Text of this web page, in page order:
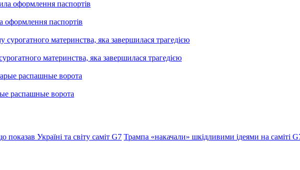
оформлення паспортів
материнства, яка завершилася трагедією
распашные ворота
Україні та світу саміт G7 Трампа «накачали» шкідливими ідеями на саміті